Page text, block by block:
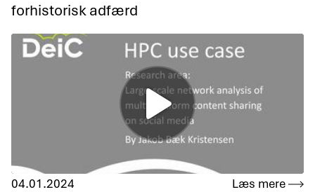
forhistorisk adfærd
04.01.2024 Læs mere